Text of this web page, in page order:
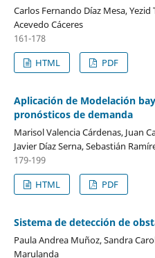
Carlos Fernando Díaz Mesa,
Acevedo Cáceres
161-178
HTML
PDF
Aplicación de Modelación
pronósticos de demanda
Marisol Valencia Cárdenas, Juan
Javier Díaz Serna, Sebastián
179-199
HTML
PDF
Sistema de detección de
Paula Andrea Muñoz, Sandra
Marulanda